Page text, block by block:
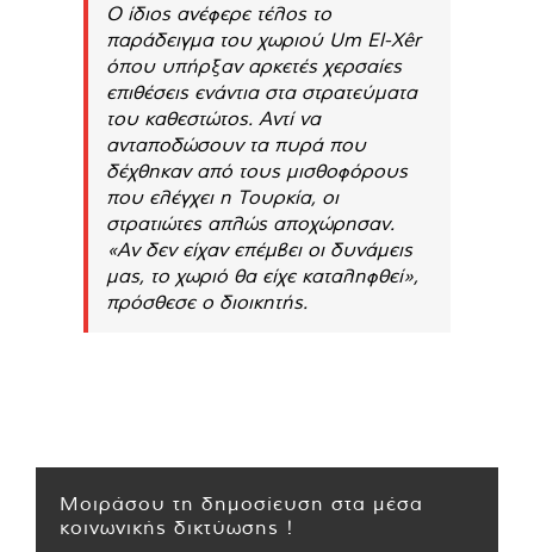
Ο ίδιος ανέφερε τέλος το
παράδειγμα του χωριού Um El-Xêr
όπου υπήρξαν αρκετές χερσαίες
επιθέσεις ενάντια στα στρατεύματα
του καθεστώτος. Αντί να
ανταποδώσουν τα πυρά που
δέχθηκαν από τους μισθοφόρους
που ελέγχει η Τουρκία, οι
στρατιώτες απλώς αποχώρησαν.
«Αν δεν είχαν επέμβει οι δυνάμεις
μας, το χωριό θα είχε καταληφθεί»,
πρόσθεσε ο διοικητής.
Μοιράσου τη δημοσίευση στα μέσα
κοινωνικής δικτύωσης !